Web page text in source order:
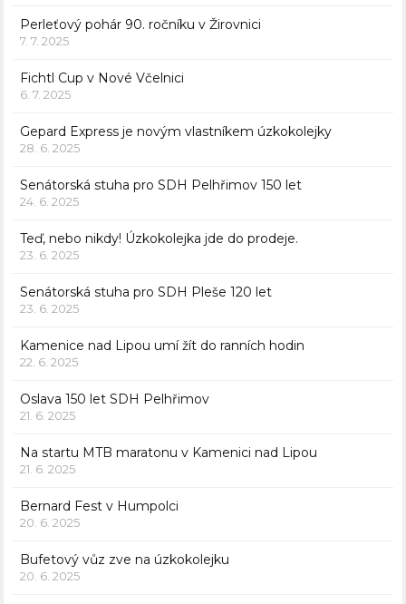
Perleťový pohár 90. ročníku v Žirovnici
7. 7. 2025
Fichtl Cup v Nové Včelnici
6. 7. 2025
Gepard Express je novým vlastníkem úzkokolejky
28. 6. 2025
Senátorská stuha pro SDH Pelhřimov 150 let
24. 6. 2025
Teď, nebo nikdy! Úzkokolejka jde do prodeje.
23. 6. 2025
Senátorská stuha pro SDH Pleše 120 let
23. 6. 2025
Kamenice nad Lipou umí žít do ranních hodin
22. 6. 2025
Oslava 150 let SDH Pelhřimov
21. 6. 2025
Na startu MTB maratonu v Kamenici nad Lipou
21. 6. 2025
Bernard Fest v Humpolci
20. 6. 2025
Bufetový vůz zve na úzkokolejku
20. 6. 2025